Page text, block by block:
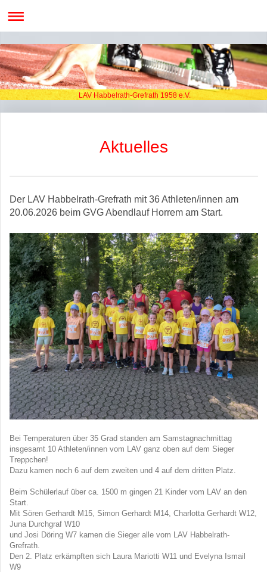
LAV Habbelrath-Grefrath 1958 e.V.
Aktuelles
Der LAV Habbelrath-Grefrath mit 36 Athleten/innen am
20.06.2026 beim GVG Abendlauf Horrem am Start.
Bei Temperaturen über 35 Grad standen am Samstagnachmittag
insgesamt 10 Athleten/innen vom LAV ganz oben auf dem Sieger
Treppchen!
Dazu kamen noch 6 auf dem zweiten und 4 auf dem dritten Platz.
Beim Schülerlauf über ca. 1500 m gingen 21 Kinder vom LAV an den
Start.
Mit Sören Gerhardt M15, Simon Gerhardt M14, Charlotta Gerhardt W12,
Juna Durchgraf W10
und Josi Döring W7 kamen die Sieger alle vom LAV Habbelrath-
Grefrath.
Den 2. Platz erkämpften sich Laura Mariotti W11 und Evelyna Ismail
W9